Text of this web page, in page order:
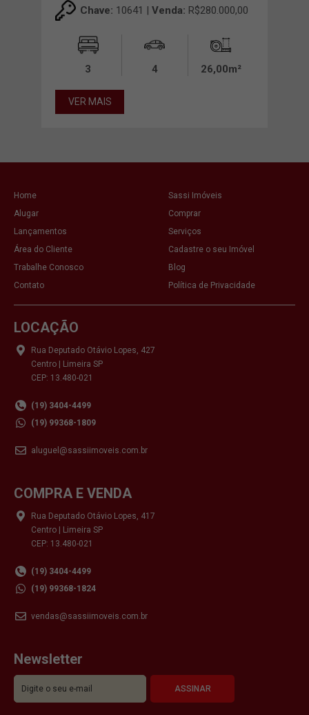
Chave: 10641 | Venda: R$280.000,00
3 4 26,00m²
VER MAIS
Home
Sassi Imóveis
Alugar
Comprar
Lançamentos
Serviços
Área do Cliente
Cadastre o seu Imóvel
Trabalhe Conosco
Blog
Contato
Política de Privacidade
LOCAÇÃO
Rua Deputado Otávio Lopes, 427
Centro | Limeira SP
CEP: 13.480-021
(19) 3404-4499
(19) 99368-1809
aluguel@sassiimoveis.com.br
COMPRA E VENDA
Rua Deputado Otávio Lopes, 417
Centro | Limeira SP
CEP: 13.480-021
(19) 3404-4499
(19) 99368-1824
vendas@sassiimoveis.com.br
Newsletter